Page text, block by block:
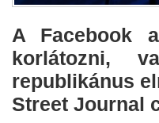
A Facebook
korlátozni,
republikánus
Street Journal